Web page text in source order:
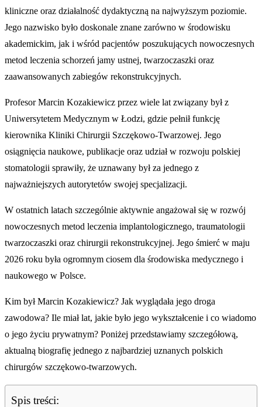
kliniczne oraz działalność dydaktyczną na najwyższym poziomie.
Jego nazwisko było doskonale znane zarówno w środowisku
akademickim, jak i wśród pacjentów poszukujących nowoczesnych
metod leczenia schorzeń jamy ustnej, twarzoczaszki oraz
zaawansowanych zabiegów rekonstrukcyjnych.
Profesor Marcin Kozakiewicz przez wiele lat związany był z
Uniwersytetem Medycznym w Łodzi, gdzie pełnił funkcję
kierownika Kliniki Chirurgii Szczękowo-Twarzowej. Jego
osiągnięcia naukowe, publikacje oraz udział w rozwoju polskiej
stomatologii sprawiły, że uznawany był za jednego z
najważniejszych autorytetów swojej specjalizacji.
W ostatnich latach szczególnie aktywnie angażował się w rozwój
nowoczesnych metod leczenia implantologicznego, traumatologii
twarzoczaszki oraz chirurgii rekonstrukcyjnej. Jego śmierć w maju
2026 roku była ogromnym ciosem dla środowiska medycznego i
naukowego w Polsce.
Kim był Marcin Kozakiewicz? Jak wyglądała jego droga
zawodowa? Ile miał lat, jakie było jego wykształcenie i co wiadomo
o jego życiu prywatnym? Poniżej przedstawiamy szczegółową,
aktualną biografię jednego z najbardziej uznanych polskich
chirurgów szczękowo-twarzowych.
Spis treści: